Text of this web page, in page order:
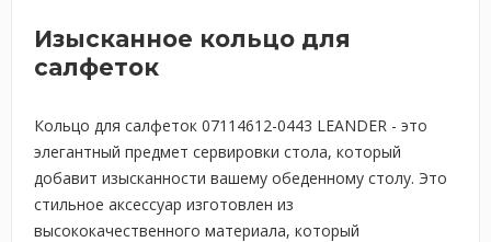
Изысканное кольцо для
салфеток
Кольцо для салфеток 07114612-0443 LEANDER - это
элегантный предмет сервировки стола, который
добавит изысканности вашему обеденному столу. Это
стильное аксессуар изготовлен из
высококачественного материала, который